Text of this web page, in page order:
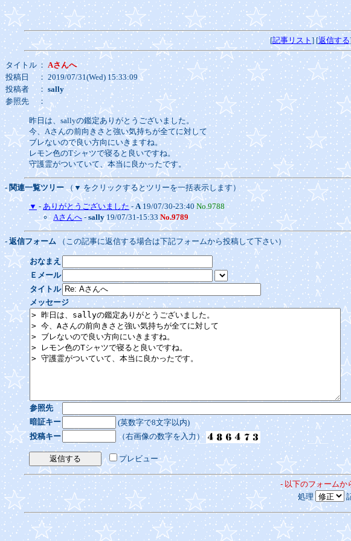
[記事リスト] [返信する
タイトル ： Aさんへ
投稿日
： 2019/07/31(Wed) 15:33:09
投稿者
： sally
参照先
：
昨日は、sallyの鑑定ありがとうございました。
今、Aさんの前向きさと強い気持ちが全てに対して
ブレないので良い方向にいきますね。
レモン色のTシャツで寝ると良いですね。
守護霊がついていて、本当に良かったです。
- 関連一覧ツリー （▼ をクリックするとツリーを一括表示します）
▼ - ありがとうございました- A19/07/30-23:40No.9788
Aさんへ - sally19/07/31-15:33No.9789
- 返信フォーム （この記事に返信する場合は下記フォームから投稿して下さい）
おなまえ
Ｅメール
タイトル
メッセージ
参照先
暗証キー
(英数字で8文字以内)
投稿キー
（右画像の数字を入力）
プレビュー
- 以下のフォームか
処理